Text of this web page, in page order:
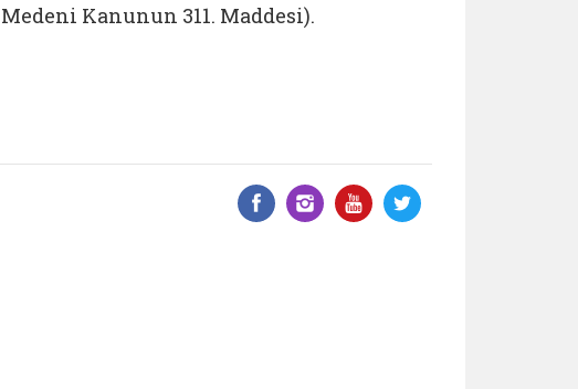
Kanunun 311. Maddesi).
Facebook üzerinde paylaş
Instagram'da paylaş
YouTube
Twitter